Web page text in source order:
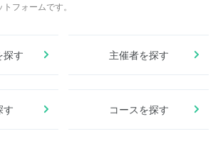
フォームです。
探す 主催者を探す
す コースを探す